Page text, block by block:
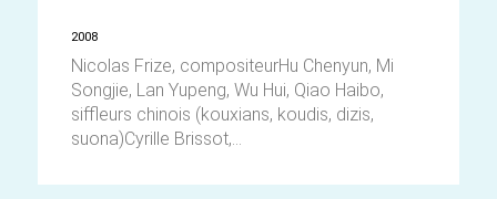
2008
Nicolas Frize, compositeurHu Chenyun, Mi
Songjie, Lan Yupeng, Wu Hui, Qiao Haibo,
siffleurs chinois (kouxians, koudis, dizis,
suona)Cyrille Brissot,...